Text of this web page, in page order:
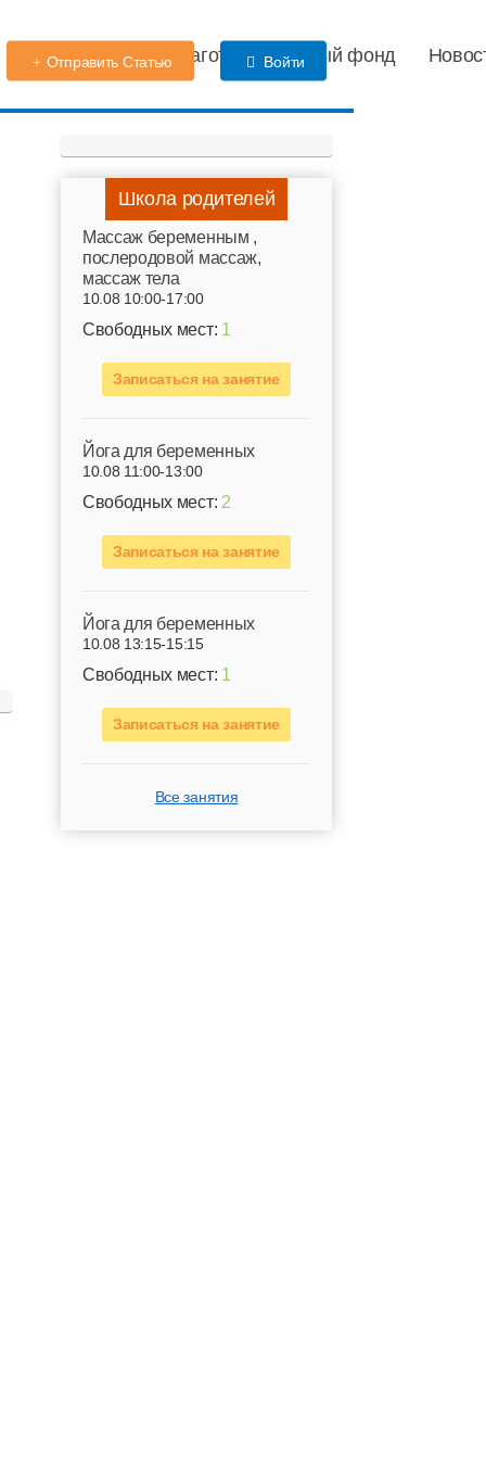
Детский сад Благотворительный фонд
Отправить Статью Войти
Школа родителей
Mассаж беременным ,
послеродовой массаж,
массаж тела
10.08 10:00-17:00
Свободных мест: 1
Записаться на занятие
Йога для беременных
10.08 11:00-13:00
Свободных мест: 2
Записаться на занятие
Йога для беременных
10.08 13:15-15:15
Свободных мест: 1
Записаться на занятие
Все занятия